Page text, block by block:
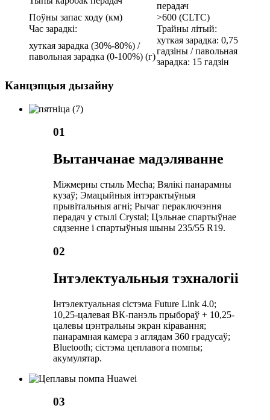
перадач
Поўны запас ходу (км)
>600 (CLTC)
Час зарадкі:
Трайны літый:
хуткая зарадка (30%-80%) /
павольная зарадка (0-100%) (г)
хуткая зарадка: 0,75
гадзіны / павольная
зарадка: 15 гадзін
Канцэпцыя дызайну
01
Вытанчанае мадэляванне
Міжмерны стыль Mecha; Вялікі панарамны
кузаў; Эмацыйныя інтэрактыўныя
прывітальныя агні; Рычаг пераключэння
перадач у стылі Crystal; Цэльнае спартыўнае
сядзенне і спартыўныя шыны 235/55 R19.
02
Інтэлектуальныя тэхналогіі
Інтэлектуальная сістэма Future Link 4.0;
10,25-цалевая ВК-панэль прыбораў + 10,25-
цалевы цэнтральны экран кіравання;
панарамная камера з аглядам 360 градусаў;
Bluetooth; сістэма цеплавога помпы;
акумулятар.
03